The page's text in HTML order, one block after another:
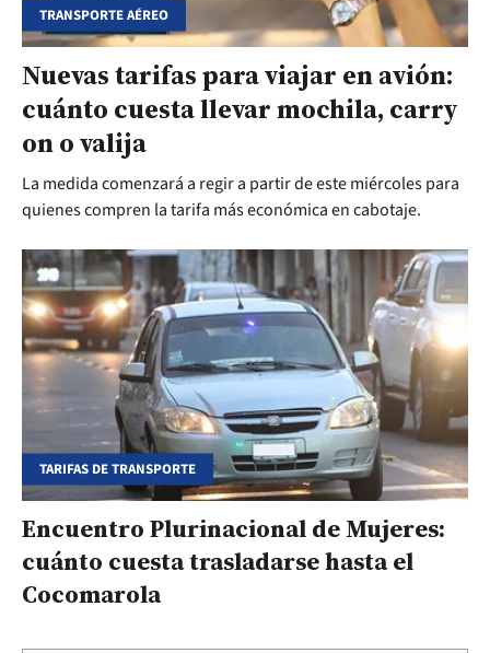
TRANSPORTE AÉREO
Nuevas tarifas para viajar en avión:
cuánto cuesta llevar mochila, carry
on o valija
La medida comenzará a regir a partir de este miércoles para
quienes compren la tarifa más económica en cabotaje.
TARIFAS DE TRANSPORTE
Encuentro Plurinacional de Mujeres:
cuánto cuesta trasladarse hasta el
Cocomarola